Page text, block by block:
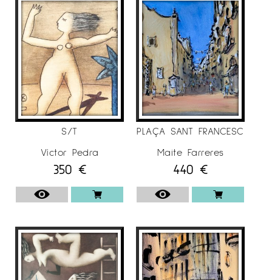
S/T
Víctor Pedra
350 €
PLAÇA SANT FRANCESC
Maite Farreres
440 €